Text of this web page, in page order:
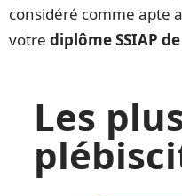
considéré comme apte
votre diplôme SSIAP
Les